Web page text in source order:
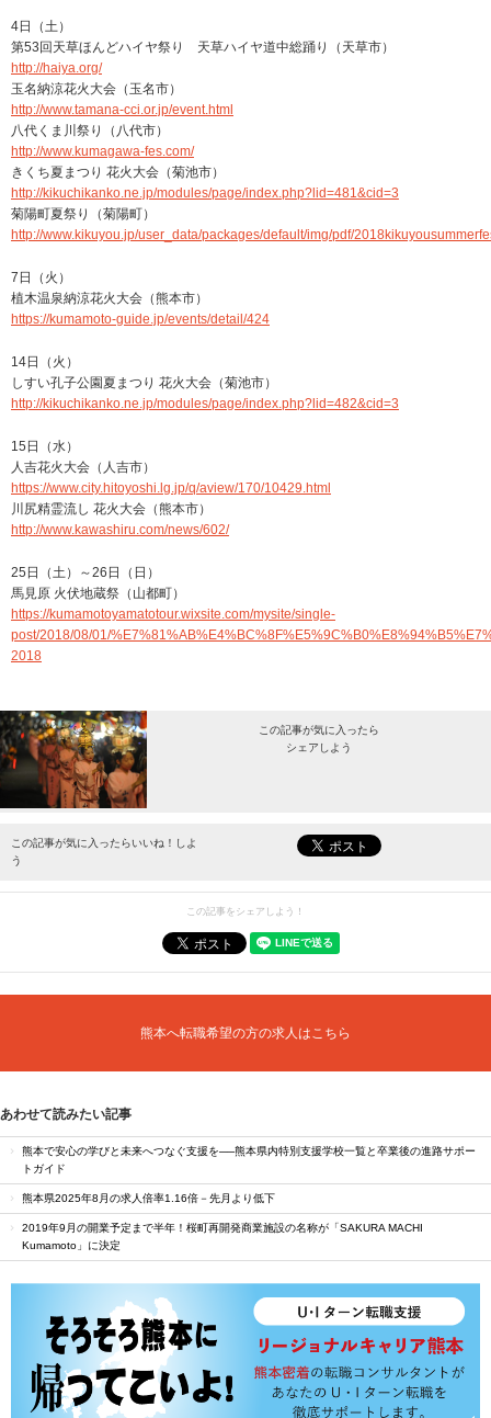
4日（土）
第53回天草ほんどハイヤ祭り 天草ハイヤ道中総踊り（天草市）
http://haiya.org/
玉名納涼花火大会（玉名市）
http://www.tamana-cci.or.jp/event.html
八代くま川祭り（八代市）
http://www.kumagawa-fes.com/
きくち夏まつり 花火大会（菊池市）
http://kikuchikanko.ne.jp/modules/page/index.php?lid=481&cid=3
菊陽町夏祭り（菊陽町）
http://www.kikuyou.jp/user_data/packages/default/img/pdf/
7日（火）
植木温泉納涼花火大会（熊本市）
https://kumamoto-guide.jp/events/detail/424
14日（火）
しすい孔子公園夏まつり 花火大会（菊池市）
http://kikuchikanko.ne.jp/modules/page/index.php?lid=482&cid=3
15日（水）
人吉花火大会（人吉市）
https://www.city.hitoyoshi.lg.jp/q/aview/170/10429.html
川尻精霊流し 花火大会（熊本市）
http://www.kawashiru.com/news/602/
25日（土）～26日（日）
馬見原 火伏地蔵祭（山都町）
https://kumamotoyamatotour.wixsite.com/mysite/single-
post/2018/08/01/
2018
この記事が気に入ったら
シェアしよう
最新情報をお届けします。
この記事が気に入ったらいいね！しよ
う
この記事をシェアしよう！
熊本へ転職希望の方の求人はこちら
あわせて読みたい記事
熊本で安心の学びと未来へつなぐ支援を──熊本県内特別支援学校一覧と卒業後の進路サポー
トガイド
熊本県2025年8月の求人倍率1.16倍－先月より低下
2019年9月の開業予定まで半年！桜町再開発商業施設の名称が「SAKURA MACHI
Kumamoto」に決定